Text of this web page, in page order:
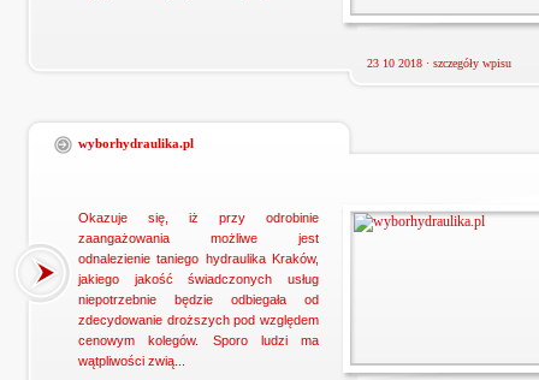
23 10 2018 · szczegóły wpisu
wyborhydraulika.pl
Okazuje się, iż przy odrobinie
zaangażowania możliwe jest
odnalezienie taniego hydraulika Kraków,
jakiego jakość świadczonych usług
niepotrzebnie będzie odbiegała od
zdecydowanie droższych pod względem
cenowym kolegów. Sporo ludzi ma
wątpliwości zwią...